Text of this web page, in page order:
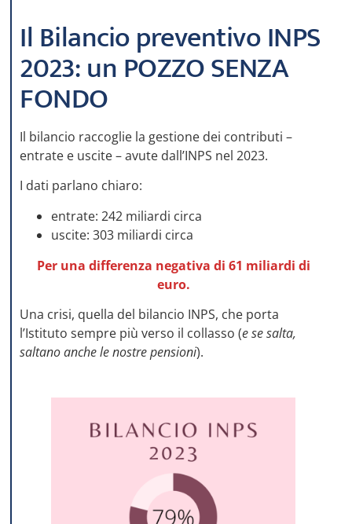
Il Bilancio preventivo INPS
2023: un POZZO SENZA
FONDO
Il bilancio raccoglie la gestione dei contributi –
entrate e uscite – avute dall’INPS nel 2023.
I dati parlano chiaro:
entrate: 242 miliardi circa
uscite: 303 miliardi circa
Per una differenza negativa di 61 miliardi di
euro.
Una crisi, quella del bilancio INPS, che porta
l’Istituto sempre più verso il collasso (e se salta,
saltano anche le nostre pensioni).